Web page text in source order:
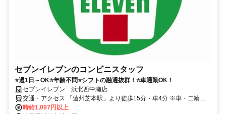
セブンイレブンのコンビニスタッフ
⭐週1日～OK⭐年齢不問⭐シフトの融通抜群！⭐車通勤OK！
セブンイレブン 浜北西中瀬店
交通・アクセス 「遠州芝本駅」より徒歩15分・車4分 ※車・二輪通
勤可（無料駐車場有）
時給1,097円以上